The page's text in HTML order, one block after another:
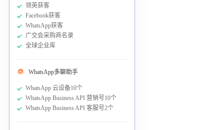
领英获客
Facebook获客
WhatsApp获客
广交会采购商名录
全球企业库
WhatsApp多聊助手
WhatsApp 云设备10个
WhatsApp Business API 营销号10个
WhatsApp Business API 客服号2个